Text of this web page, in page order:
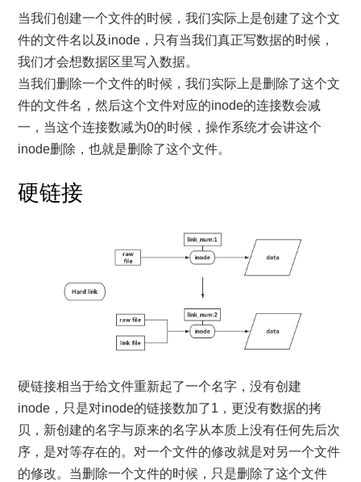
当我们创建一个文件的时候，我们实际上是创建了这个文
件的文件名以及inode，只有当我们真正写数据的时候，
我们才会想数据区里写入数据。
当我们删除一个文件的时候，我们实际上是删除了这个文
件的文件名，然后这个文件对应的inode的连接数会减
一，当这个连接数减为0的时候，操作系统才会讲这个
inode删除，也就是删除了这个文件。
硬链接
硬链接相当于给文件重新起了一个名字，没有创建
inode，只是对inode的链接数加了1，更没有数据的拷
贝，新创建的名字与原来的名字从本质上没有任何先后次
序，是对等存在的。对一个文件的修改就是对另一个文件
的修改。当删除一个文件的时候，只是删除了这个文件